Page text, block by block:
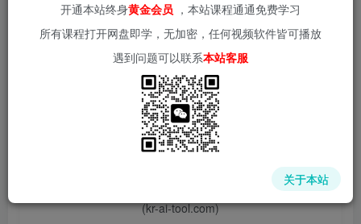
📌 1000➕互联网副业项目教程，更多网赚项目，点击以下
链接进入本站首页：
中赚网 - 分享各大收费VIP网赚项目和创业教程 - 狂人资源
(kr-ai-tool.com)
开通本站终身黄金会员 ，本站课程通通免费学习
所有课程打开网盘即学，无加密，任何视频软件皆可播放
遇到问题可以联系本站客服
关于本站